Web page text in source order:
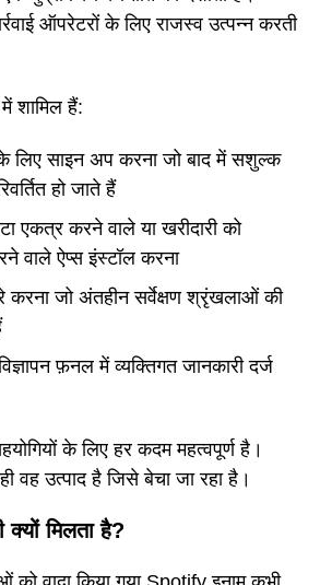
ऑपरेटरों के लिए राजस्व उत्पन्न करती
में शामिल हैं:
लिए साइन अप करना जो बाद में सशुल्क
हो जाते हैं
एकत्र करने वाले या खरीदारी को
वाले ऐप्स इंस्टॉल करना
करना जो अंतहीन सर्वेक्षण श्रृंखलाओं की
फ़नल में व्यक्तिगत जानकारी दर्ज
के लिए हर कदम महत्वपूर्ण है।
वह उत्पाद है जिसे बेचा जा रहा है।
क्यों मिलता है?